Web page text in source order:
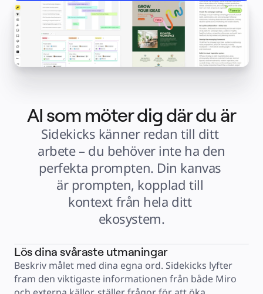
Diagram
Kanban
Tidslinjer
Talktrack
Tabeller
Docs
Slides
Användarexempel
Workshoppar
Brainstorming
Tankekartor
Konceptkartor
Flödesscheman
Specialiserat
Kartläggning av processer
Teknisk design och dokumentation
Prototypes & Wireframes
Kartläggning av kundresor
Forskningssyntes
Design Workshops
Planning & Delivery
Målplanering
Efter affärssegment
Småföretag
Startupföretag
Efter bransch
Digital
AI som möter dig där du är
Sidekicks känner redan till ditt
arbete – du behöver inte ha den
perfekta prompten. Din kanvas
är prompten, kopplad till
kontext från hela ditt
ekosystem.
Lös dina svåraste utmaningar
Beskriv målet med dina egna ord. Sidekicks lyfter
fram den viktigaste informationen från både Miro